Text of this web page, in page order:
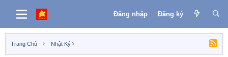
Đăng nhập Đăng ký
Trang Chủ Nhật Ký